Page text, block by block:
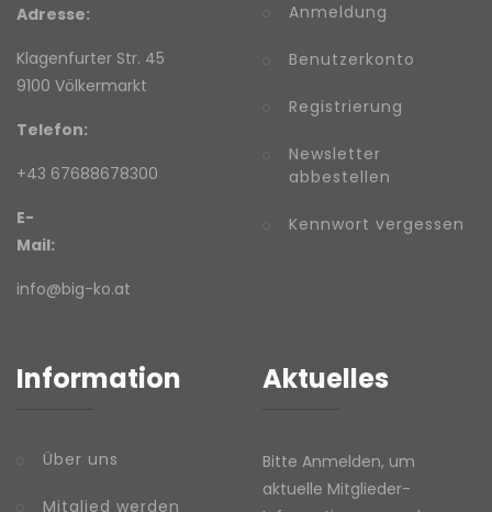
Adresse:
Klagenfurter Str. 45
9100 Völkermarkt
Telefon:
+43 67688678300
E-
Mail:
info@big-ko.at
Anmeldung
Benutzerkonto
Registrierung
Newsletter
abbestellen
Kennwort vergessen
Information
Über uns
Mitglied werden
Aktuelles
Bitte Anmelden, um
aktuelle Mitglieder-